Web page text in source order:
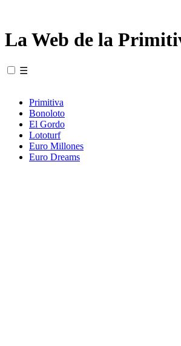
La Web de la
☰
Primitiva
Bonoloto
El Gordo
Lototurf
Euro Millones
Euro Dreams